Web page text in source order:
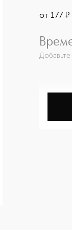
от 177 ¤